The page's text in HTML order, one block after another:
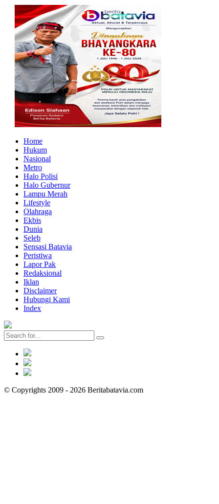
Home
Hukum
Nasional
Metro
Halo Polisi
Halo Gubernur
Lampu Merah
Lifestyle
Olahraga
Ekbis
Dunia
Seleb
Sensasi Batavia
Peristiwa
Lapor Pak
Redaksional
Iklan
Disclaimer
Hubungi Kami
Index
© Copyrights 2009 - 2026 Beritabatavia.com